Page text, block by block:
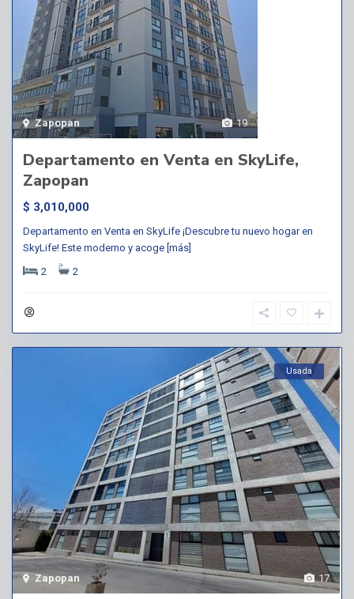
19
Zapopan
Departamento en Venta en SkyLife,
Zapopan
$ 3,010,000
Departamento en Venta en SkyLife ¡Descubre tu nuevo hogar en
SkyLife! Este moderno y acoge [más]
2
2
17
Zapopan
Usada